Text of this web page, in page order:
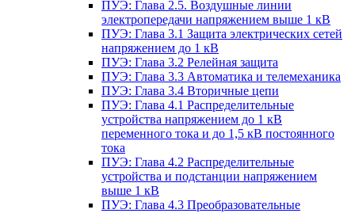
ПУЭ: Глава 2.5. Воздушные линии
электропередачи напряжением выше 1 кВ
ПУЭ: Глава 3.1 Защита электрических сетей
напряжением до 1 кВ
ПУЭ: Глава 3.2 Релейная защита
ПУЭ: Глава 3.3 Автоматика и телемеханика
ПУЭ: Глава 3.4 Вторичные цепи
ПУЭ: Глава 4.1 Распределительные
устройства напряжением до 1 кВ
переменного тока и до 1,5 кВ постоянного
тока
ПУЭ: Глава 4.2 Распределительные
устройства и подстанции напряжением
выше 1 кВ
ПУЭ: Глава 4.3 Преобразовательные